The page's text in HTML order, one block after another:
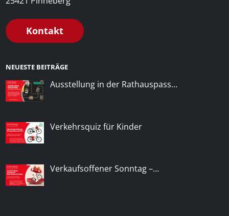
Kontakt
NEUESTE BEITRÄGE
Ausstellung in der Rathauspass…
Verkehrsquiz für Kinder
Verkaufsoffener Sonntag –…